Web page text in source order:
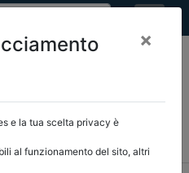
NORMATIVA
×
e la tua scelta privacy è
al funzionamento del sito, altri